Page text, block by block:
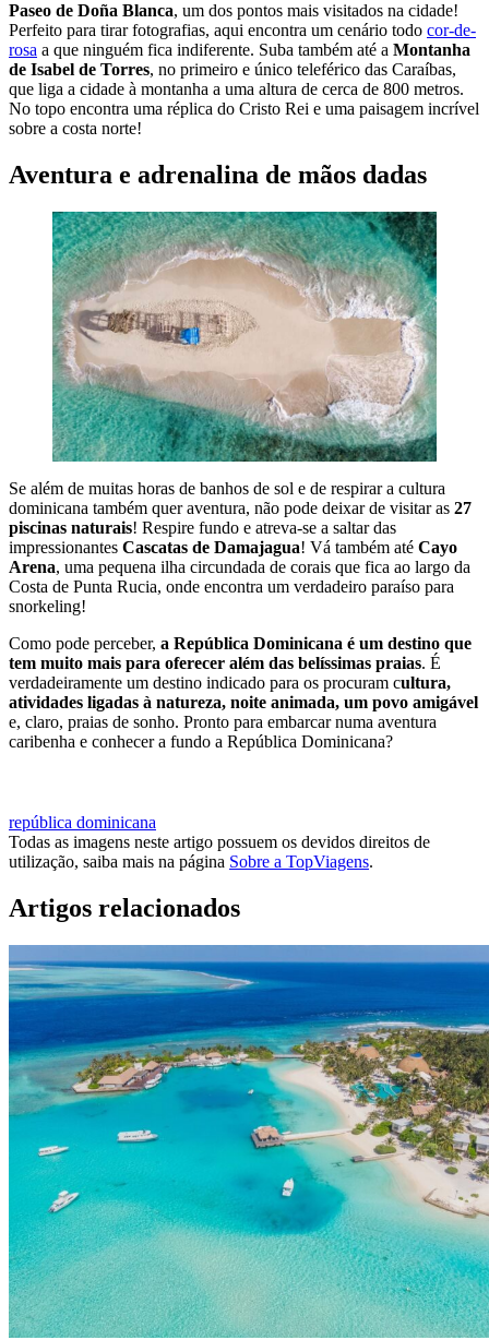
Paseo de Doña Blanca, um dos pontos mais visitados na cidade!
Perfeito para tirar fotografias, aqui encontra um cenário todo cor-de-
rosa a que ninguém fica indiferente. Suba também até a Montanha
de Isabel de Torres, no primeiro e único teleférico das Caraíbas,
que liga a cidade à montanha a uma altura de cerca de 800 metros.
No topo encontra uma réplica do Cristo Rei e uma paisagem incrível
sobre a costa norte!
Aventura e adrenalina de mãos dadas
Se além de muitas horas de banhos de sol e de respirar a cultura
dominicana também quer aventura, não pode deixar de visitar as 27
piscinas naturais! Respire fundo e atreva-se a saltar das
impressionantes Cascatas de Damajagua! Vá também até Cayo
Arena, uma pequena ilha circundada de corais que fica ao largo da
Costa de Punta Rucia, onde encontra um verdadeiro paraíso para
snorkeling!
Como pode perceber, a República Dominicana é um destino que
tem muito mais para oferecer além das belíssimas praias. É
verdadeiramente um destino indicado para os procuram cultura,
atividades ligadas à natureza, noite animada, um povo amigável
e, claro, praias de sonho. Pronto para embarcar numa aventura
caribenha e conhecer a fundo a República Dominicana?
república dominicana
Todas as imagens neste artigo possuem os devidos direitos de
utilização, saiba mais na página Sobre a TopViagens.
Artigos relacionados